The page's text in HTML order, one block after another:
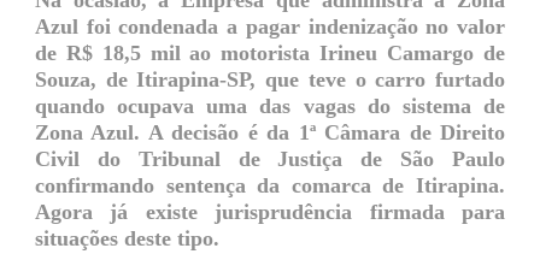
Azul foi condenada a pagar indenização no valor
de R$ 18,5 mil ao motorista Irineu Camargo de
Souza, de Itirapina-SP, que teve o carro furtado
quando ocupava uma das vagas do sistema de
Zona Azul. A decisão é da 1ª Câmara de Direito
Civil do Tribunal de Justiça de São Paulo
confirmando sentença da comarca de Itirapina.
Agora já existe jurisprudência firmada para
situações deste tipo.